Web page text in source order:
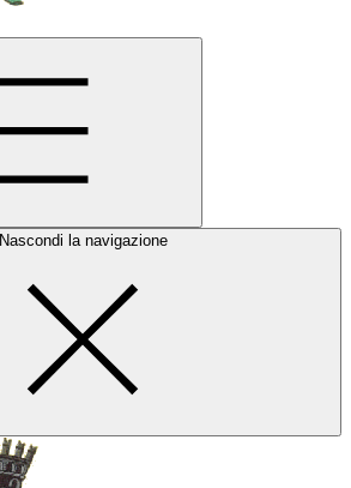
Nascondi la navigazione